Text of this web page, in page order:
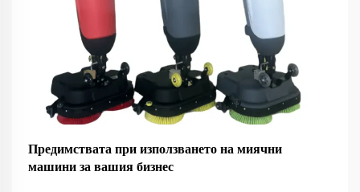
Предимствата при използването на миячни
машини за вашия бизнес